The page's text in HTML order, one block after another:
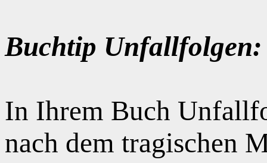
Buchtip Unfallfolgen:
In Ihrem Buch
nach dem tragischen